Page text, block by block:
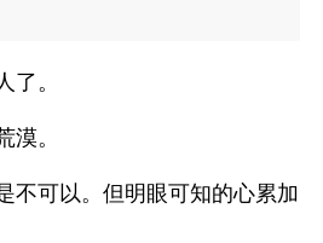
了。
漠。
不可以。但明眼可知的心累加